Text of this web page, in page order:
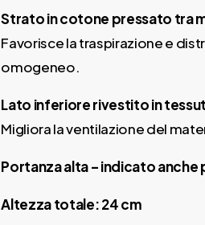
Strato in cotone pressato tra
Favorisce la traspirazione e
omogeneo.
Lato inferiore rivestito in
Migliora la ventilazione del
Portanza alta – indicato anche
Altezza totale: 24 cm